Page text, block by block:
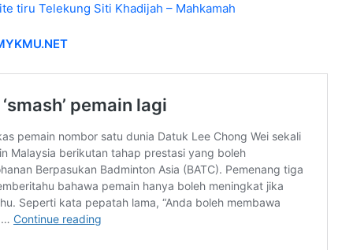
tiru Telekung Siti Khadijah – Mahkamah